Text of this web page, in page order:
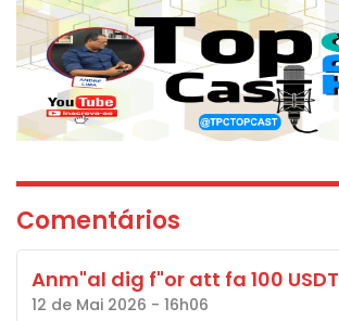
Comentários
Anm"al dig f"or att fa 100 USDT
12 de Mai 2026 - 16h06